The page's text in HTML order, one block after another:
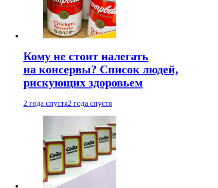
Кому не стоит налегать
на консервы? Список людей,
рискующих здоровьем
2 года спустя2 года спустя